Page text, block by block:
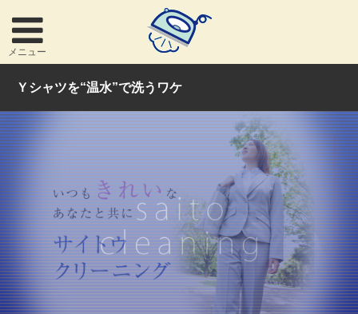
メニュー
Ｙシャツを“温水”で洗うワケ
お問い合わせ